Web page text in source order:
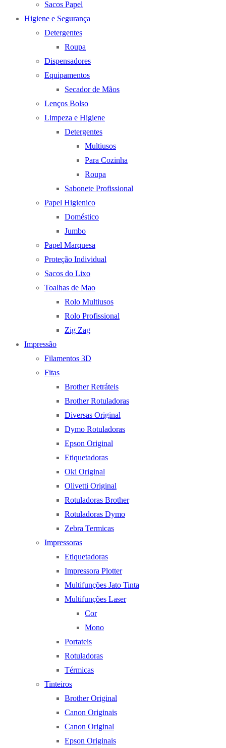
Sacos Papel
Higiene e Segurança
Detergentes
Roupa
Dispensadores
Equipamentos
Secador de Mãos
Lenços Bolso
Limpeza e Higiene
Detergentes
Multiusos
Para Cozinha
Roupa
Sabonete Profissional
Papel Higienico
Doméstico
Jumbo
Papel Marquesa
Proteção Individual
Sacos do Lixo
Toalhas de Mao
Rolo Multiusos
Rolo Profissional
Zig Zag
Impressão
Filamentos 3D
Fitas
Brother Retráteis
Brother Rotuladoras
Diversas Original
Dymo Rotuladoras
Epson Original
Etiquetadoras
Oki Original
Olivetti Original
Rotuladoras Brother
Rotuladoras Dymo
Zebra Termicas
Impressoras
Etiquetadoras
Impressora Plotter
Multifunções Jato Tinta
Multifunções Laser
Cor
Mono
Portateis
Rotuladoras
Térmicas
Tinteiros
Brother Original
Canon Originais
Canon Original
Epson Originais